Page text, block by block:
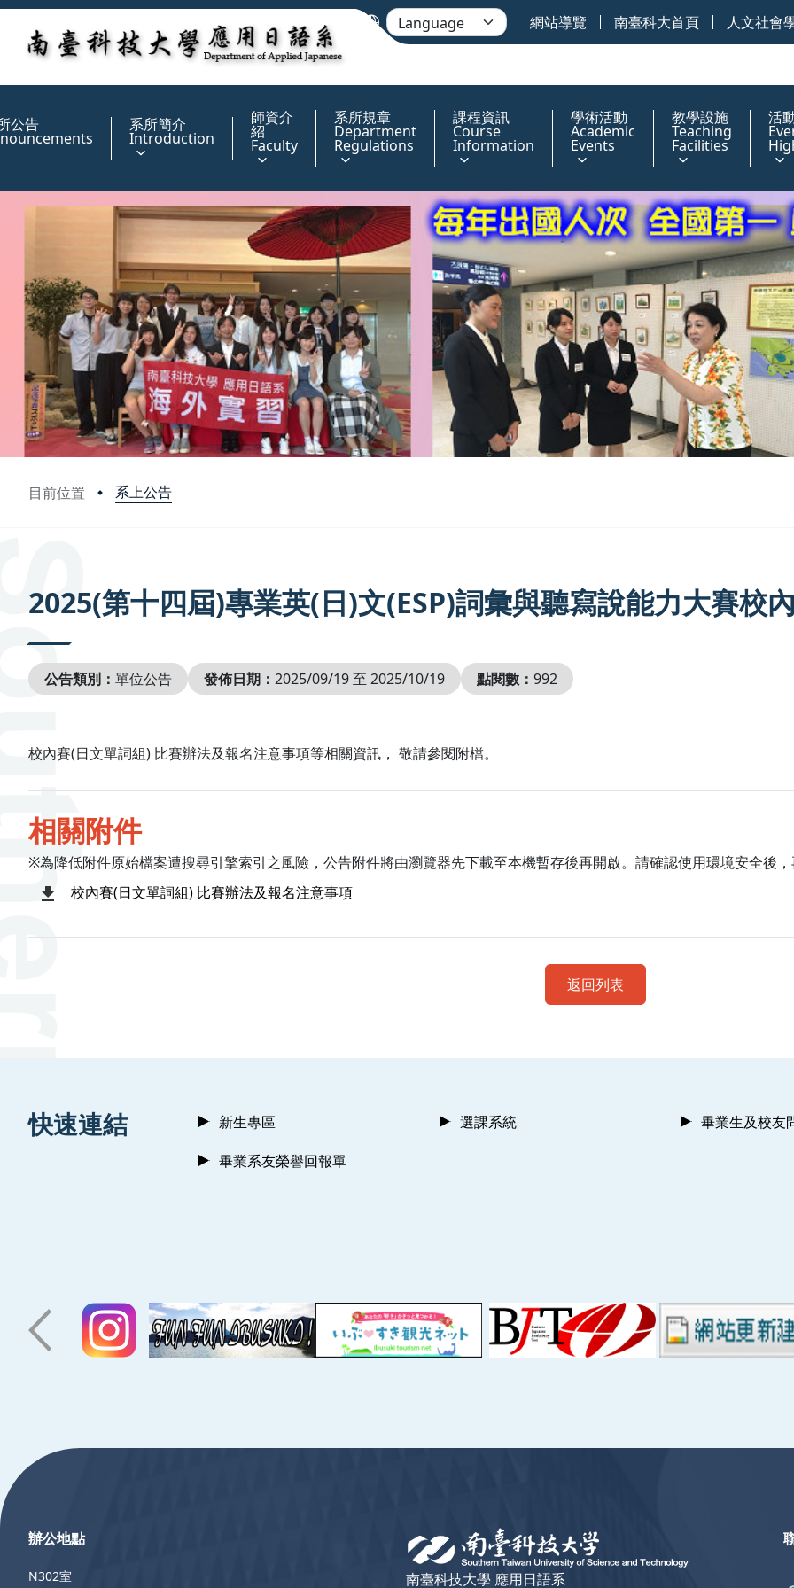
網站導覽 南臺科大首頁 人文社會
公告 系所簡介
Introduction
師資介
紹
Faculty
系所規章
Department
Regulations
課程資訊
Course
Information
學術活動
Academic
Events
教學設施
Teaching
Facilities
活
目前位置 系上公告
2025(第十四屆)專業英(日)文(ESP)詞彙與聽寫說能力大賽校
公告類別： 單位公告 發佈日期： 2025/09/19 至 2025/10/19 點閱數： 992
校內賽(日文單詞組) 比賽辦法及報名注意事項等相關資訊， 敬請參閱附檔。
相關附件
※為降低附件原始檔案遭搜尋引擎索引之風險，公告附件將由瀏覽器先下載至本機暫存後再開啟。請確認使用環境安全後
校內賽(日文單詞組) 比賽辦法及報名注意事項
返回列表
快速連結 新生專區 選課系統
畢業生及校友
畢業系友榮譽回報單
南臺科技大學 應用日語系
辦公地點
N302室